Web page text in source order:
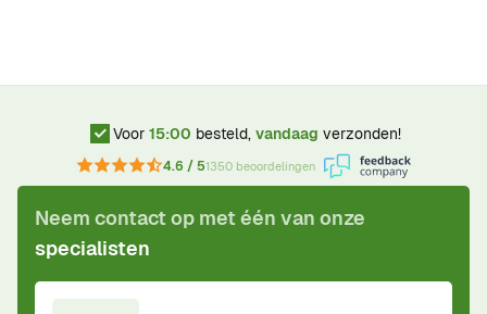
Voor 15:00 besteld, vandaag verzonden!
4.6 / 51350 beoordelingen
Neem contact op met één van onze
specialisten